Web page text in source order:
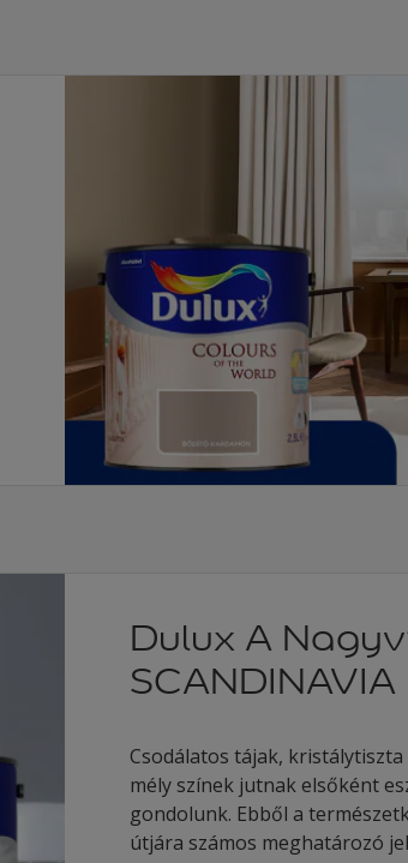
Dulux A
SCANDINAVIA
Csodálatos tájak,
mély színek jutnak elsőként
gondolunk. Ebből a
útjára számos meghatározó